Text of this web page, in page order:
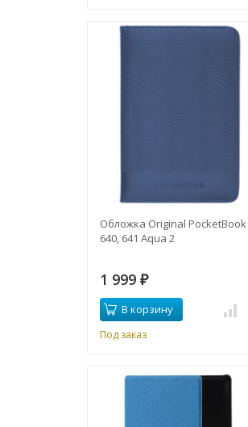
Обложка Original PocketBook
640, 641 Aqua 2
1 999 ₽
В корзину
Под заказ